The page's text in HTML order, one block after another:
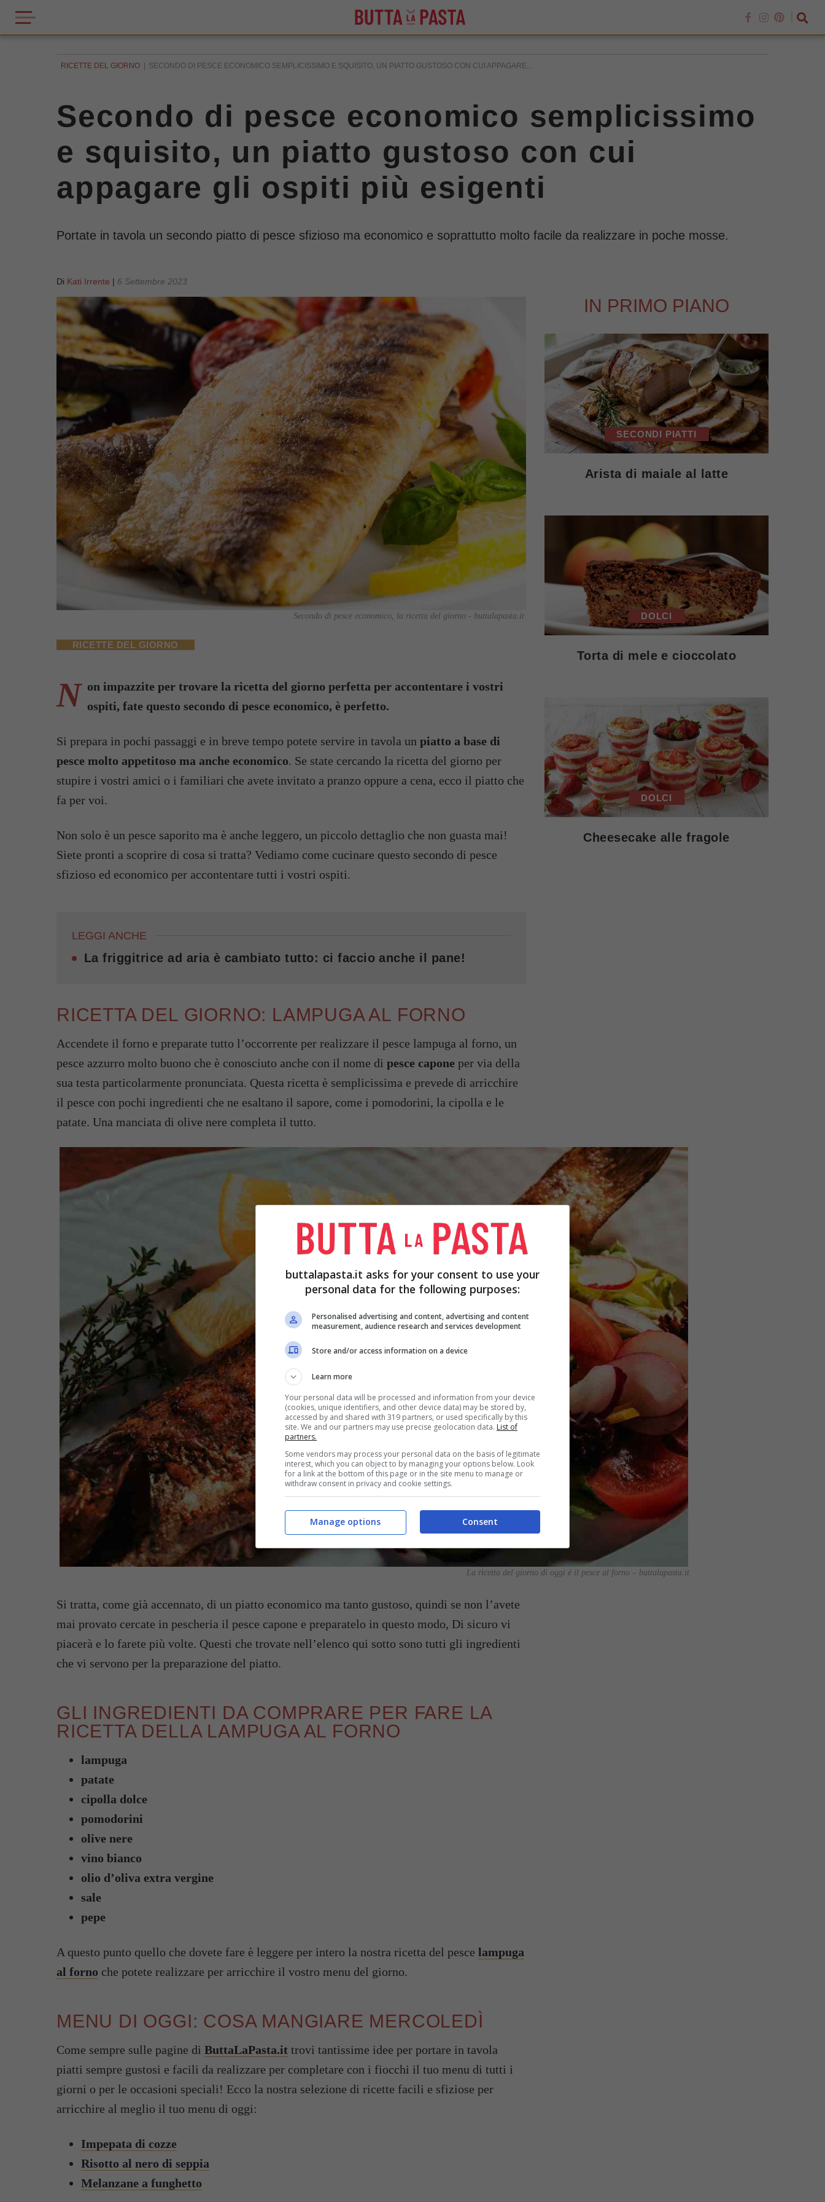
RICETTE DEL GIORNO SECONDO DI PESCE ECONOMICO SEMPLICISSIMO E SQUISITO, UN PIATTO GUSTOSO CON CUI APPAGARE...
Secondo di pesce economico semplicissimo
e squisito, un piatto gustoso con cui
appagare gli ospiti più esigenti
Portate in tavola un secondo piatto di pesce sfizioso ma economico e soprattutto molto facile da realizzare in poche mosse.
Di Kati Irrente | 6 Settembre 2023
Secondo di pesce economico, la ricetta del giorno - buttalapasta.it
RICETTE DEL GIORNO
N on impazzite per trovare la ricetta del giorno perfetta per accontentare i vostri
ospiti, fate questo secondo di pesce economico, è perfetto.
Si prepara in pochi passaggi e in breve tempo potete servire in tavola un piatto a base di
pesce molto appetitoso ma anche economico. Se state cercando la ricetta del giorno per
stupire i vostri amici o i familiari che avete invitato a pranzo oppure a cena, ecco il piatto che
fa per voi.
Non solo è un pesce saporito ma è anche leggero, un piccolo dettaglio che non guasta mai!
Siete pronti a scoprire di cosa si tratta? Vediamo come cucinare questo secondo di pesce
sfizioso ed economico per accontentare tutti i vostri ospiti.
LEGGI ANCHE
La friggitrice ad aria è cambiato tutto: ci faccio anche il pane!
RICETTA DEL GIORNO: LAMPUGA AL FORNO
Accendete il forno e preparate tutto l’occorrente per realizzare il pesce lampuga al forno, un
pesce azzurro molto buono che è conosciuto anche con il nome di pesce capone per via della
sua testa particolarmente pronunciata. Questa ricetta è semplicissima e prevede di arricchire
il pesce con pochi ingredienti che ne esaltano il sapore, come i pomodorini, la cipolla e le
patate. Una manciata di olive nere completa il tutto.
La ricetta del giorno di oggi è il pesce al forno – buttalapasta.it
Si tratta, come già accennato, di un piatto economico ma tanto gustoso, quindi se non l’avete
mai provato cercate in pescheria il pesce capone e preparatelo in questo modo, Di sicuro vi
piacerà e lo farete più volte. Questi che trovate nell’elenco qui sotto sono tutti gli ingredienti
che vi servono per la preparazione del piatto.
GLI INGREDIENTI DA COMPRARE PER FARE LA
RICETTA DELLA LAMPUGA AL FORNO
lampuga
patate
cipolla dolce
pomodorini
olive nere
vino bianco
olio d’oliva extra vergine
sale
pepe
A questo punto quello che dovete fare è leggere per intero la nostra ricetta del pesce lampuga
al forno che potete realizzare per arricchire il vostro menu del giorno.
MENU DI OGGI: COSA MANGIARE MERCOLEDÌ
Come sempre sulle pagine di ButtaLaPasta.it trovi tantissime idee per portare in tavola
piatti sempre gustosi e facili da realizzare per completare con i fiocchi il tuo menu di tutti i
giorni o per le occasioni speciali! Ecco la nostra selezione di ricette facili e sfiziose per
arricchire al meglio il tuo menu di oggi:
Impepata di cozze
Risotto al nero di seppia
Melanzane a funghetto
IN PRIMO PIANO
SECONDI PIATTI
Arista di maiale al latte
DOLCI
Torta di mele e cioccolato
DOLCI
Cheesecake alle fragole
buttalapasta.it asks for your consent to use your
personal data for the following purposes:
Personalised advertising and content, advertising and content
measurement, audience research and services development
Store and/or access information on a device
Learn more
Your personal data will be processed and information from your device
(cookies, unique identifiers, and other device data) may be stored by,
accessed by and shared with 319 partners, or used specifically by this
site. We and our partners may use precise geolocation data. List of
partners.
Some vendors may process your personal data on the basis of legitimate
interest, which you can object to by managing your options below. Look
for a link at the bottom of this page or in the site menu to manage or
withdraw consent in privacy and cookie settings.
Consent
Manage options